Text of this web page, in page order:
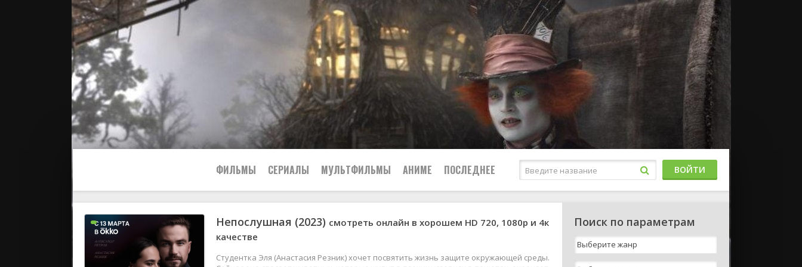
ФИЛЬМЫ
Все
Военные
Криминал
СЕРИАЛЫ МУЛЬТФИЛЬМЫ АНИМЕ ПОСЛЕДНЕЕ
Все
ВОЙТИ
Непослушная (2023) смотреть онлайн в хорошем HD 720, 1080р и 4к
качестве
Студентка Эля (Анастасия Резник) хочет посвятить жизнь защите окружающей среды.
Поиск по параметрам